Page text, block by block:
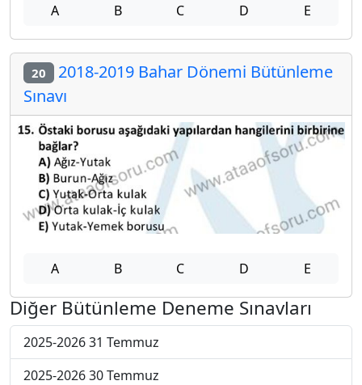
A B C D E
20 2018-2019 Bahar Dönemi Bütünleme
Sınavı
A B C D E
Diğer Bütünleme Deneme Sınavları
2025-2026 31 Temmuz
2025-2026 30 Temmuz